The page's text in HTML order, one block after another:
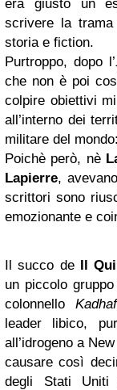
era giusto un
scrivere la
storia e fiction.
Purtroppo, dopo l’
che non è poi
colpire obiettivi
all’interno dei
militare del
Poichè però, nè
Lapierre,
scrittori sono
emozionante e
Il succo de Il
un piccolo
colonnello
leader libico,
all’idrogeno a
causare così
degli Stati